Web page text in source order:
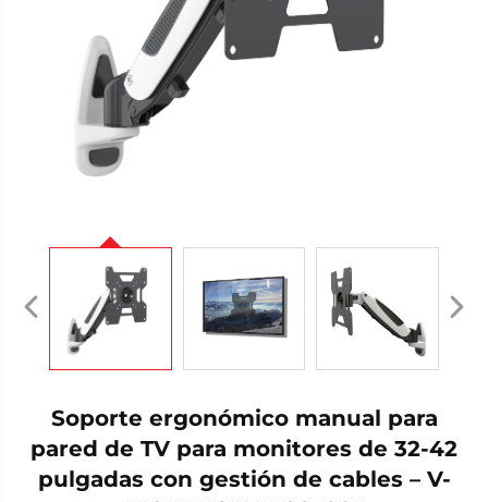
Soporte ergonómico manual para
pared de TV para monitores de 32-42
pulgadas con gestión de cables – V-